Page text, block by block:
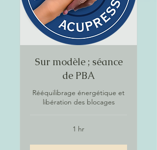
Sur modèle ; séance
de PBA
Rééquilibrage énergétique et
libération des blocages
1 hr